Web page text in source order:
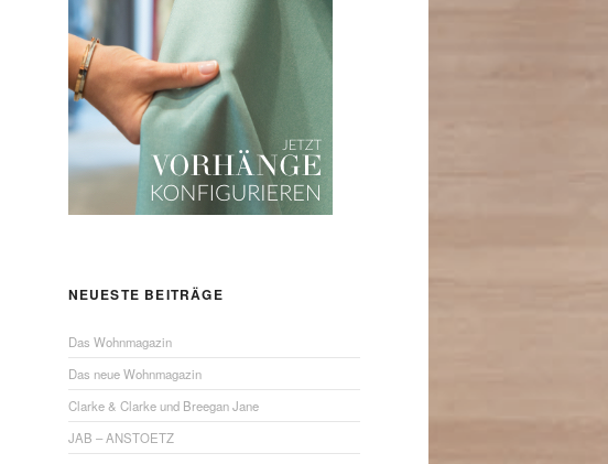
NEUESTE BEITRÄGE
Das Wohnmagazin
Das neue Wohnmagazin
Clarke & Clarke und Breegan Jane
JAB – ANSTOETZ